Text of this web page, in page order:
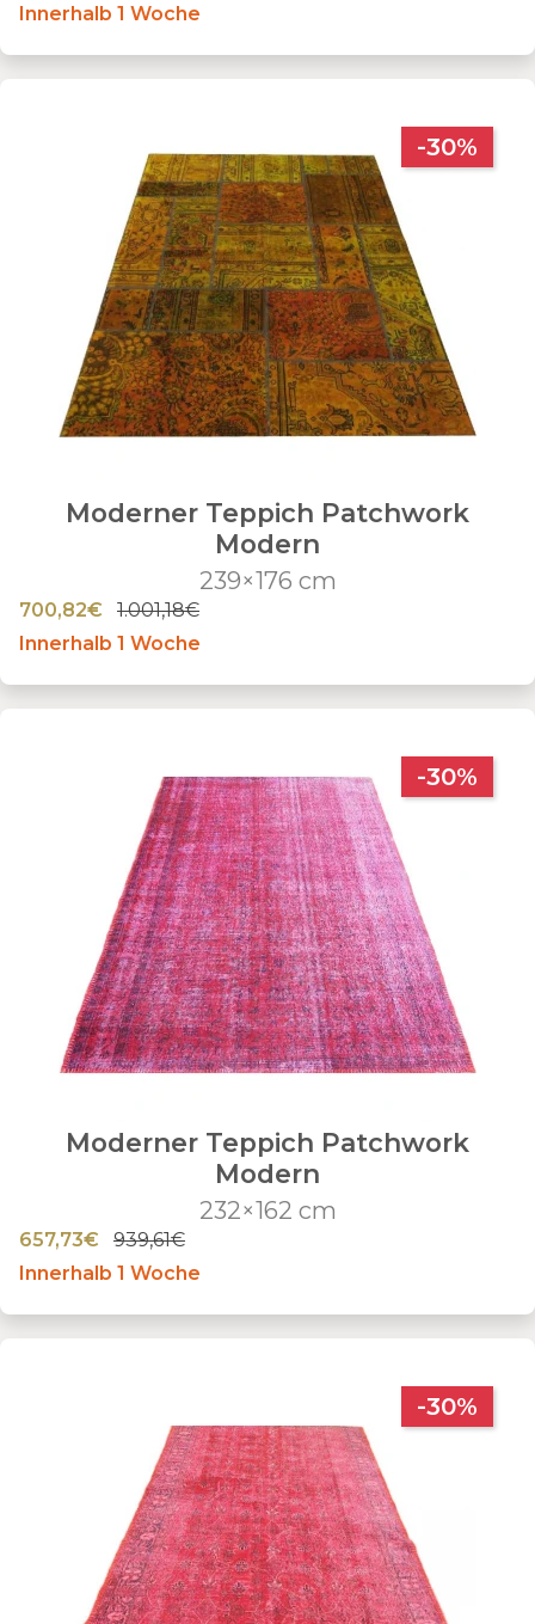
Innerhalb 1 Woche
-30%
Moderner Teppich Patchwork
Modern
239×176 cm
700,82€
1.001,18€
Innerhalb 1 Woche
-30%
Moderner Teppich Patchwork
Modern
232×162 cm
657,73€
939,61€
Innerhalb 1 Woche
-30%